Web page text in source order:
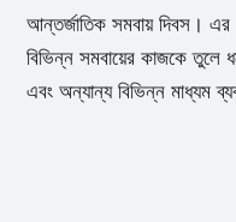
আন্তর্জাতিক সমবায় দিবস। এর
বিভিন্ন সমবায়ের কাজকে তুলে
এবং অন্যান্য বিভিন্ন মাধ্যম